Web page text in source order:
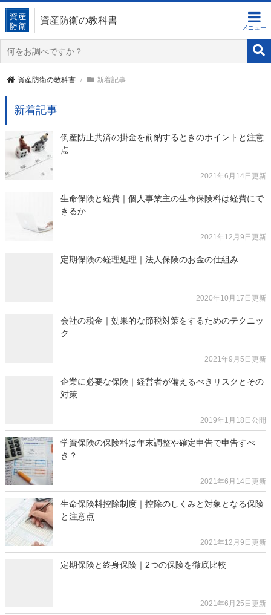
資産防衛の教科書
資産防衛の教科書 新着記事
新着記事
倒産防止共済の掛金を前納するときのポイントと注意
点
2021年6月14日更新
生命保険と経費｜個人事業主の生命保険料は経費にで
きるか
2021年12月9日更新
定期保険の経理処理｜法人保険のお金の仕組み
2020年10月17日更新
会社の税金｜効果的な節税対策をするためのテクニッ
ク
2021年9月5日更新
企業に必要な保険｜経営者が備えるべきリスクとその
対策
2019年1月18日公開
学資保険の保険料は年末調整や確定申告で申告すべ
き？
2021年6月14日更新
生命保険料控除制度｜控除のしくみと対象となる保険
と注意点
2021年12月9日更新
定期保険と終身保険｜2つの保険を徹底比較
2021年6月25日更新